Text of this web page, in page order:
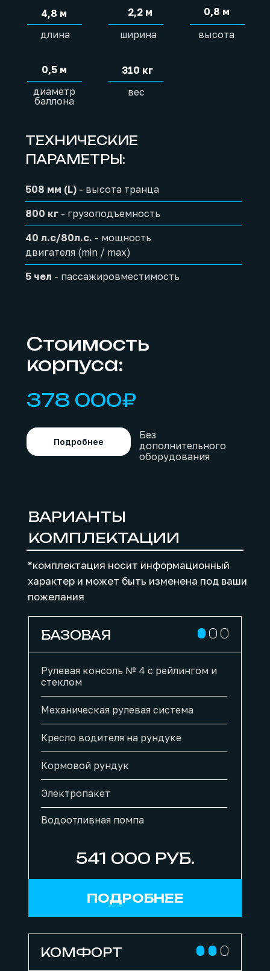
4,8 м
длина
2,2 м
ширина
0,8 м
высота
310 кг
ТЕХНИЧЕСКИЕ
ПАРАМЕТРЫ:
вес
508 мм (L) - высота транца
диаметр
баллона
40 л.с/80л.с. - мощность
двигателя (min / max)
0,5 м
5 чел - пассажировместимость
800 кг - грузоподъемность
Подробнее
Без
дополнительного
оборудования
378 000₽
Стоимость
корпуса:
ВАРИАНТЫ
КОМПЛЕКТАЦИИ
КОМФОРТ
БАЗОВАЯ
ПОДРОБНЕЕ
Водоотливная помпа
Электропакет
Кормовой рундук
Кресло водителя на рундуке
Механическая рулевая система
Рулевая консоль № 4 c рейлингом и
стеклом
541 000 РУБ.
*комплектация носит информационный
характер и может быть изменена под ваши
пожелания